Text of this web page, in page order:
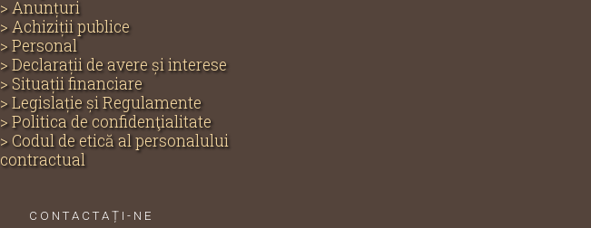
> Anunțuri
> Achiziții publice
> Personal
> Declarații de avere și interese
> Situații financiare
> Legislație și Regulamente
> Politica de confidenţialitate
> Codul de etică al personalului
contractual
CONTACTAȚI-NE